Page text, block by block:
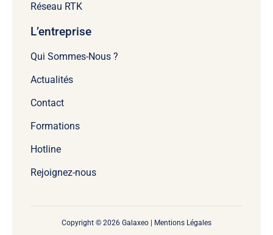
Réseau RTK
L’entreprise
Qui Sommes-Nous ?
Actualités
Contact
Formations
Hotline
Rejoignez-nous
Copyright © 2026 Galaxeo | Mentions Légales